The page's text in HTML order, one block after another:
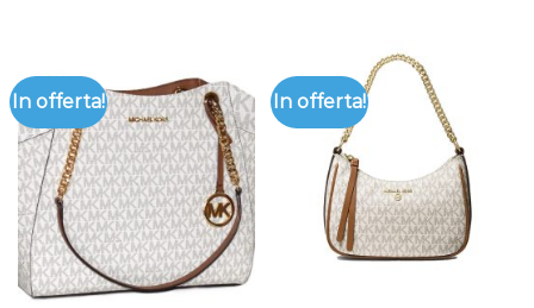
In offerta! In offerta!